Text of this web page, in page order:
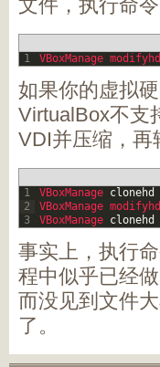
文件，执行命令
1 VBoxManage modifyhd
如果你的虚拟
VirtualBox不支
VDI并压缩，再
1
2
3
VBoxManage clonehd
VBoxManage modifyhd
VBoxManage clonehd
事实上，执行
程中似乎已经
而没见到文件
了。